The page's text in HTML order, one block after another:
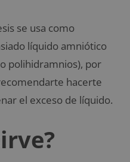
se usa como
líquido amniótico
polihidramnios), por
hacerte
el exceso de líquido.